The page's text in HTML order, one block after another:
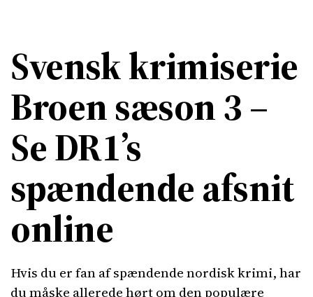
Svensk krimiserie
Broen sæson 3 –
Se DR1’s
spændende afsnit
online
Hvis du er fan af spændende nordisk krimi, har
du måske allerede hørt om den populære